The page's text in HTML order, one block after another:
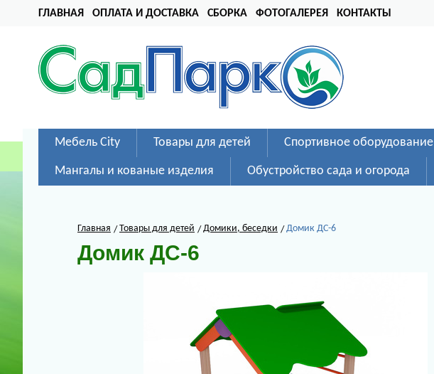
ГЛАВНАЯ ОПЛАТА И ДОСТАВКА СБОРКА ФОТОГАЛЕРЕЯ КОНТАКТЫ
Мебель City Товары для детей Спортивное оборудование
Мангалы и кованые изделия Обустройство сада и огорода
Главная Товары для детей Домики, беседки Домик ДС-6
Домик ДС-6